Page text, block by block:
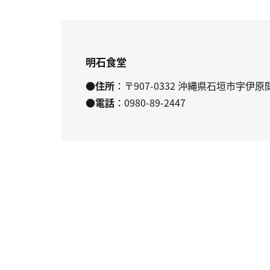
明石食堂
●住所 ：〒907-0332 沖縄県石垣市字伊原
●電話 ：0980-89-2447